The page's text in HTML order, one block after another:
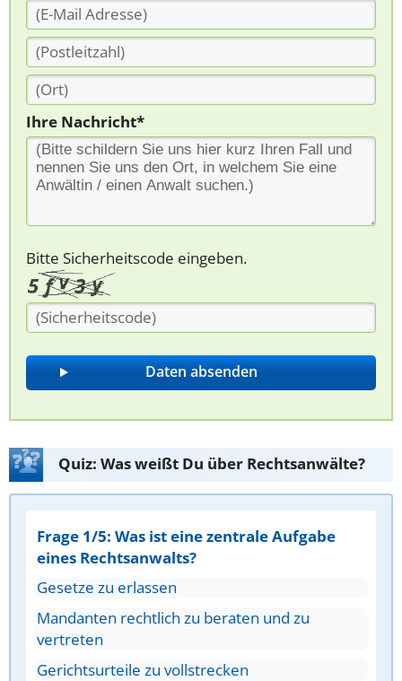
Ihre Nachricht*
Bitte Sicherheitscode eingeben.
Quiz: Was weißt Du über Rechtsanwälte?
Frage 1/5: Was ist eine zentrale Aufgabe
eines Rechtsanwalts?
Gesetze zu erlassen
Mandanten rechtlich zu beraten und zu
vertreten
Gerichtsurteile zu vollstrecken